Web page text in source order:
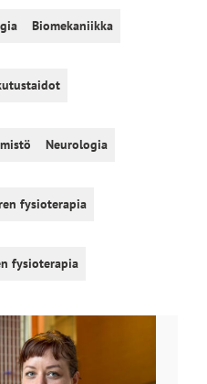
Biomekaniikka
Neurologia
fysioterapia
fysioterapia